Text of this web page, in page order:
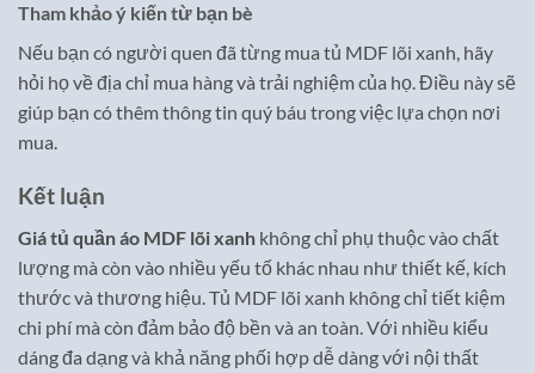
Tham khảo ý kiến từ bạn bè
Nếu bạn có người quen đã từng mua tủ MDF lõi xanh, hãy
hỏi họ về địa chỉ mua hàng và trải nghiệm của họ. Điều này sẽ
giúp bạn có thêm thông tin quý báu trong việc lựa chọn nơi
mua.
Kết luận
Giá tủ quần áo MDF lõi xanh không chỉ phụ thuộc vào chất
lượng mà còn vào nhiều yếu tố khác nhau như thiết kế, kích
thước và thương hiệu. Tủ MDF lõi xanh không chỉ tiết kiệm
chi phí mà còn đảm bảo độ bền và an toàn. Với nhiều kiểu
dáng đa dạng và khả năng phối hợp dễ dàng với nội thất